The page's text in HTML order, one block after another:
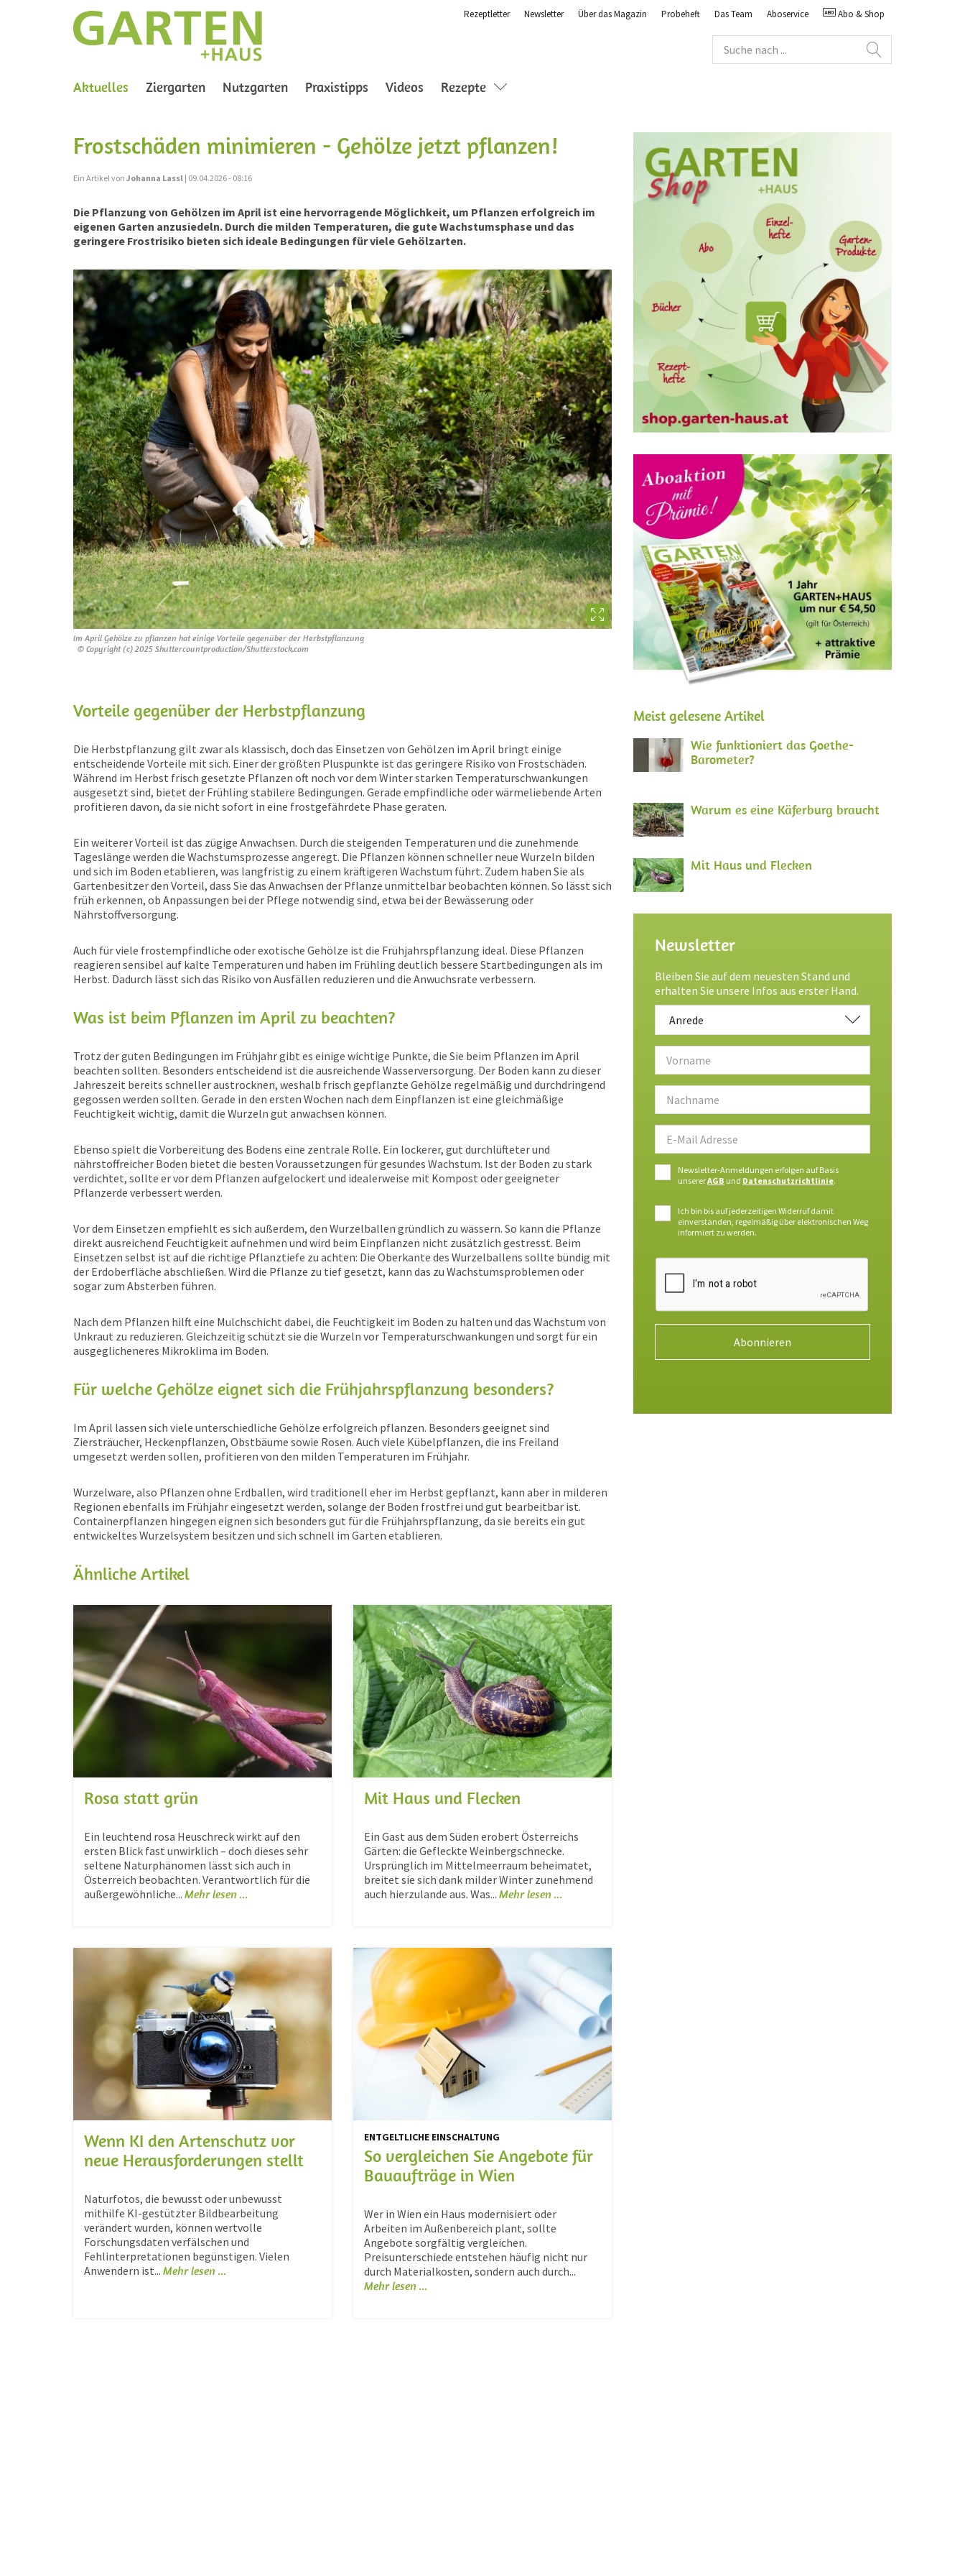
Rezeptletter Newsletter Über das Magazin Probeheft Das Team Aboservice Abo & Shop
Aktuelles (current)
Ziergarten Nutzgarten Praxistipps Videos Rezepte
Frostschäden minimieren - Gehölze jetzt pflanzen!
Ein Artikel von Johanna Lassl | 09.04.2026 - 08:16
Die Pflanzung von Gehölzen im April ist eine hervorragende Möglichkeit, um Pflanzen erfolgreich im
eigenen Garten anzusiedeln. Durch die milden Temperaturen, die gute Wachstumsphase und das
geringere Frostrisiko bieten sich ideale Bedingungen für viele Gehölzarten.
Im April Gehölze zu pflanzen hat einige Vorteile gegenüber der Herbstpflanzung
© Copyright (c) 2025 Shuttercountproduction/Shutterstock.com
Vorteile gegenüber der Herbstpflanzung
Die Herbstpflanzung gilt zwar als klassisch, doch das Einsetzen von Gehölzen im April bringt einige
entscheidende Vorteile mit sich. Einer der größten Pluspunkte ist das geringere Risiko von Frostschäden.
Während im Herbst frisch gesetzte Pflanzen oft noch vor dem Winter starken Temperaturschwankungen
ausgesetzt sind, bietet der Frühling stabilere Bedingungen. Gerade empfindliche oder wärmeliebende Arten
profitieren davon, da sie nicht sofort in eine frostgefährdete Phase geraten.
Ein weiterer Vorteil ist das zügige Anwachsen. Durch die steigenden Temperaturen und die zunehmende
Tageslänge werden die Wachstumsprozesse angeregt. Die Pflanzen können schneller neue Wurzeln bilden
und sich im Boden etablieren, was langfristig zu einem kräftigeren Wachstum führt. Zudem haben Sie als
Gartenbesitzer den Vorteil, dass Sie das Anwachsen der Pflanze unmittelbar beobachten können. So lässt sich
früh erkennen, ob Anpassungen bei der Pflege notwendig sind, etwa bei der Bewässerung oder
Nährstoffversorgung.
Auch für viele frostempfindliche oder exotische Gehölze ist die Frühjahrspflanzung ideal. Diese Pflanzen
reagieren sensibel auf kalte Temperaturen und haben im Frühling deutlich bessere Startbedingungen als im
Herbst. Dadurch lässt sich das Risiko von Ausfällen reduzieren und die Anwuchsrate verbessern.
Was ist beim Pflanzen im April zu beachten?
Trotz der guten Bedingungen im Frühjahr gibt es einige wichtige Punkte, die Sie beim Pflanzen im April
beachten sollten. Besonders entscheidend ist die ausreichende Wasserversorgung. Der Boden kann zu dieser
Jahreszeit bereits schneller austrocknen, weshalb frisch gepflanzte Gehölze regelmäßig und durchdringend
gegossen werden sollten. Gerade in den ersten Wochen nach dem Einpflanzen ist eine gleichmäßige
Feuchtigkeit wichtig, damit die Wurzeln gut anwachsen können.
Ebenso spielt die Vorbereitung des Bodens eine zentrale Rolle. Ein lockerer, gut durchlüfteter und
nährstoffreicher Boden bietet die besten Voraussetzungen für gesundes Wachstum. Ist der Boden zu stark
verdichtet, sollte er vor dem Pflanzen aufgelockert und idealerweise mit Kompost oder geeigneter
Pflanzerde verbessert werden.
Vor dem Einsetzen empfiehlt es sich außerdem, den Wurzelballen gründlich zu wässern. So kann die Pflanze
direkt ausreichend Feuchtigkeit aufnehmen und wird beim Einpflanzen nicht zusätzlich gestresst. Beim
Einsetzen selbst ist auf die richtige Pflanztiefe zu achten: Die Oberkante des Wurzelballens sollte bündig mit
der Erdoberfläche abschließen. Wird die Pflanze zu tief gesetzt, kann das zu Wachstumsproblemen oder
sogar zum Absterben führen.
Nach dem Pflanzen hilft eine Mulchschicht dabei, die Feuchtigkeit im Boden zu halten und das Wachstum von
Unkraut zu reduzieren. Gleichzeitig schützt sie die Wurzeln vor Temperaturschwankungen und sorgt für ein
ausgeglicheneres Mikroklima im Boden.
Für welche Gehölze eignet sich die Frühjahrspflanzung besonders?
Im April lassen sich viele unterschiedliche Gehölze erfolgreich pflanzen. Besonders geeignet sind
Ziersträucher, Heckenpflanzen, Obstbäume sowie Rosen. Auch viele Kübelpflanzen, die ins Freiland
umgesetzt werden sollen, profitieren von den milden Temperaturen im Frühjahr.
Wurzelware, also Pflanzen ohne Erdballen, wird traditionell eher im Herbst gepflanzt, kann aber in milderen
Regionen ebenfalls im Frühjahr eingesetzt werden, solange der Boden frostfrei und gut bearbeitbar ist.
Containerpflanzen hingegen eignen sich besonders gut für die Frühjahrspflanzung, da sie bereits ein gut
entwickeltes Wurzelsystem besitzen und sich schnell im Garten etablieren.
Ähnliche Artikel
Rosa statt grün
Ein leuchtend rosa Heuschreck wirkt auf den
ersten Blick fast unwirklich – doch dieses sehr
seltene Naturphänomen lässt sich auch in
Österreich beobachten. Verantwortlich für die
außergewöhnliche... Mehr lesen ...
Mit Haus und Flecken
Ein Gast aus dem Süden erobert Österreichs
Gärten: die Gefleckte Weinbergschnecke.
Ursprünglich im Mittelmeerraum beheimatet,
breitet sie sich dank milder Winter zunehmend
auch hierzulande aus. Was... Mehr lesen ...
Wenn KI den Artenschutz vor
neue Herausforderungen stellt
Naturfotos, die bewusst oder unbewusst
mithilfe KI-gestützter Bildbearbeitung
verändert wurden, können wertvolle
Forschungsdaten verfälschen und
Fehlinterpretationen begünstigen. Vielen
Anwendern ist... Mehr lesen ...
ENTGELTLICHE EINSCHALTUNG
So vergleichen Sie Angebote für
Bauaufträge in Wien
Wer in Wien ein Haus modernisiert oder
Arbeiten im Außenbereich plant, sollte
Angebote sorgfältig vergleichen.
Preisunterschiede entstehen häufig nicht nur
durch Materialkosten, sondern auch durch...
Mehr lesen ...
Meist gelesene Artikel
Wie funktioniert das Goethe-
Barometer?
Warum es eine Käferburg braucht
Mit Haus und Flecken
Newsletter
Bleiben Sie auf dem neuesten Stand und
erhalten Sie unsere Infos aus erster Hand.
Anrede
Newsletter-Anmeldungen erfolgen auf Basis
unsererAGB und Datenschutzrichtlinie.
Ich bin bis auf jederzeitigen Widerruf damit
einverstanden, regelmäßig über elektronischen Weg
informiert zu werden.
Abonnieren